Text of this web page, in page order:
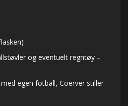
og eventuelt regntøy –
egen fotball, Coerver stiller